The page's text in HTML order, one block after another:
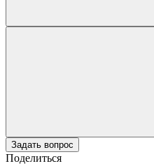
Задать вопрос
Поделиться